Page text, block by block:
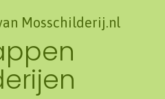
Mosschilderij.nl